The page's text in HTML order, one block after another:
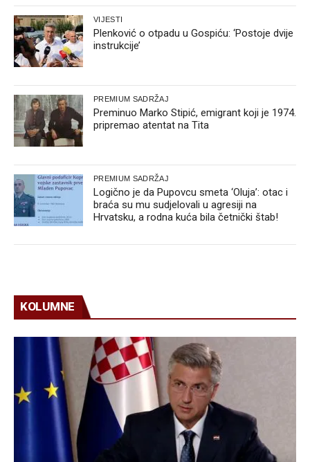
VIJESTI
Plenković o otpadu u Gospiću: ‘Postoje dvije
instrukcije’
PREMIUM SADRŽAJ
Preminuo Marko Stipić, emigrant koji je 1974.
pripremao atentat na Tita
PREMIUM SADRŽAJ
Logično je da Pupovcu smeta ‘Oluja’: otac i
braća su mu sudjelovali u agresiji na
Hrvatsku, a rodna kuća bila četnički štab!
KOLUMNE